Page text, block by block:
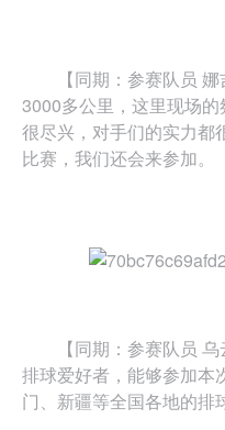
【同期：参赛队员
3000多公里，这里现场
很尽兴，对手们的实力都
比赛，我们还会来参加。
【同期：参赛队员
排球爱好者，能够参加本
门、新疆等全国各地的排